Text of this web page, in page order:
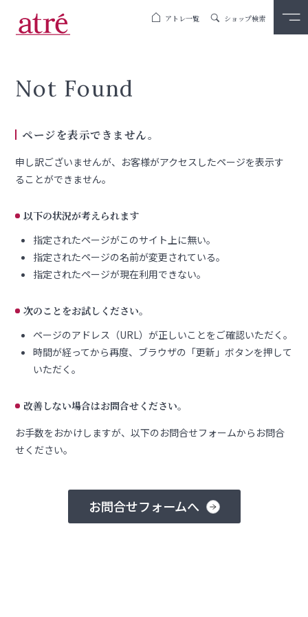
アトレ一覧 ショップ検索
Not Found
ページを表示できません。
申し訳ございませんが、お客様がアクセスしたページを表示す
ることができません。
以下の状況が考えられます
指定されたページがこのサイト上に無い。
指定されたページの名前が変更されている。
指定されたページが現在利用できない。
次のことをお試しください。
ページのアドレス（URL）が正しいことをご確認いただく。
時間が経ってから再度、ブラウザの「更新」ボタンを押して
いただく。
改善しない場合はお問合せください。
お手数をおかけしますが、以下のお問合せフォームからお問合
せください。
お問合せフォームへ